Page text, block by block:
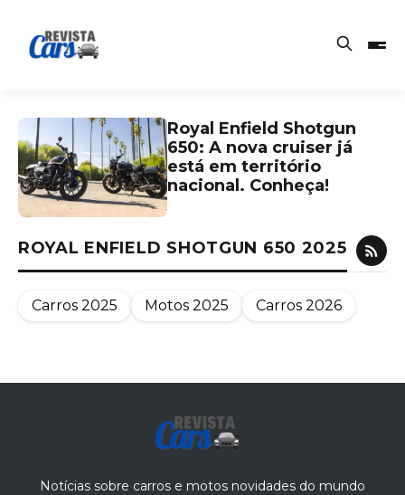
Royal Enfield Shotgun
650: A nova cruiser já
está em território
nacional. Conheça!
ROYAL ENFIELD SHOTGUN 650 2025
Carros 2025 Motos 2025 Carros 2026
Notícias sobre carros e motos novidades do mundo